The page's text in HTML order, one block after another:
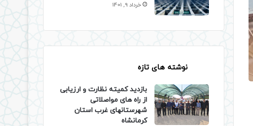
خرداد 9, 1401
نوشته های تازه
بازدید کمیته نظارت و ارزیابی
از راه های مواصلاتی
شهرستانهای غرب استان
کرمانشاه